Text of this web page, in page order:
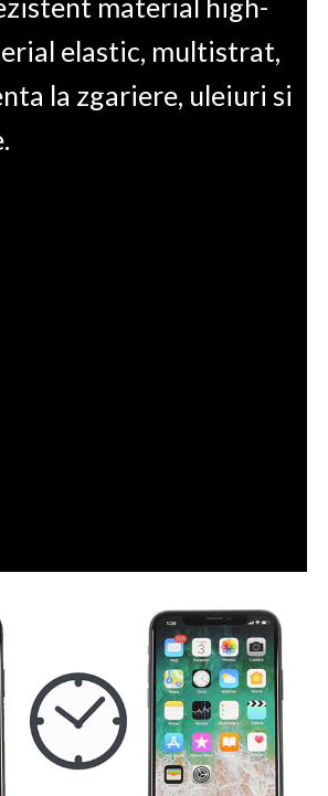
elastic, multistrat,
la zgariere, uleiuri si